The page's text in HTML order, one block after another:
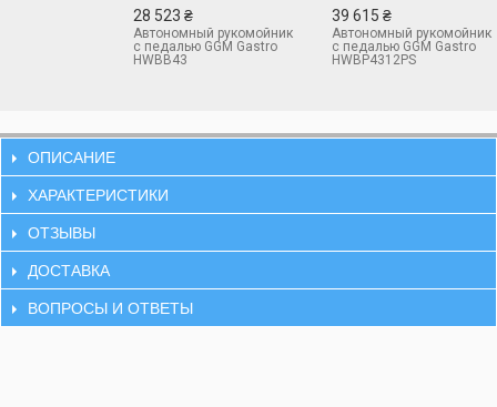
28 523 ₴
Автономный рукомойник
с педалью GGM Gastro
HWBB43
39 615 ₴
Автономный рукомойник
с педалью GGM Gastro
HWBP4312PS
ОПИСАНИЕ
ХАРАКТЕРИСТИКИ
ОТЗЫВЫ
ДОСТАВКА
ВОПРОСЫ И ОТВЕТЫ